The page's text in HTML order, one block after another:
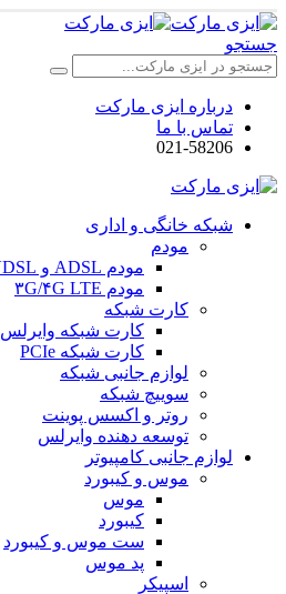
جستجو
درباره ایزی مارکت
تماس با ما
021-58206
شبکه خانگی و اداری
مودم
مودم ADSL و VDSL
مودم ۳G/۴G LTE
کارت شبکه
کارت شبکه وایرلس USB
کارت شبکه PCIe
لوازم جانبی شبکه
سوییچ شبکه
روتر و اکسس پوینت
توسعه دهنده وایرلس
لوازم جانبی کامپیوتر
موس و کیبورد
موس
کیبورد
ست موس و کیبورد
پد موس
اسپیکر